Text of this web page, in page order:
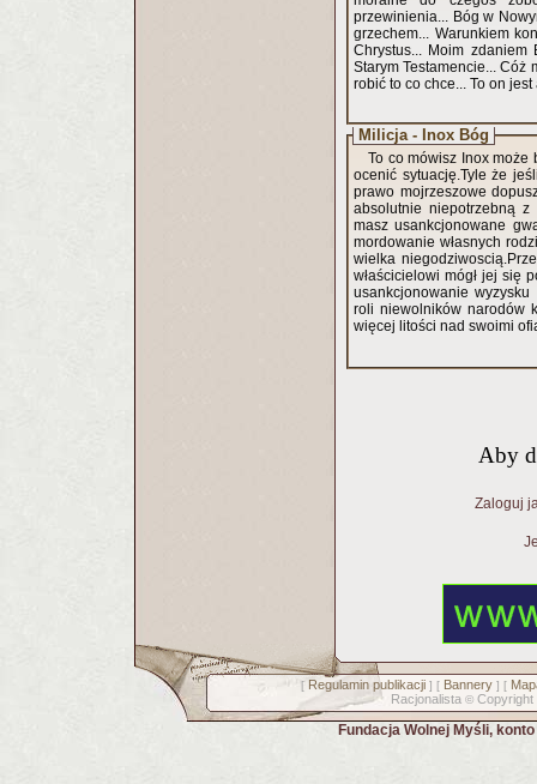
przewinienia... Bóg w
grzechem... Warunkiem
Chrystus... Moim
Starym Testamencie... Cóż
robić to co chce... To on
Milicja - Inox Bóg
To co mówisz Inox może
ocenić sytuację.Tyle że
prawo mojrzeszowe
absolutnie niepotrzebną
masz usankcjonowane
mordowanie własnych
wielka
właścicielowi mógł jej się
usankcjonowanie
roli niewolników narodów
więcej litości nad swoimi
Aby
Zaloguj
[ Regulamin publikacji] [ Bannery] [
Racjonalista © Copyright
Fundacja Wolnej Myśli,